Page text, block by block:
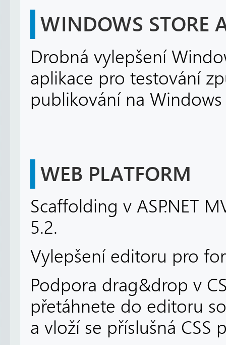
WINDOWS STORE
Drobná vylepšení
aplikace pro testování
publikování na Windows
WEB PLATFORM
Scaffolding v ASP.NET
5.2.
Vylepšení editoru pro
Podpora drag&drop v
přetáhnete do editoru
a vloží se příslušná